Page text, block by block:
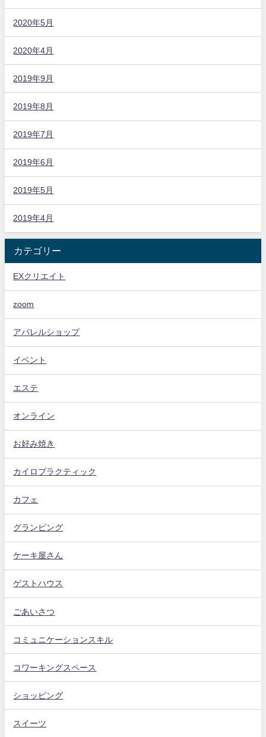
2020年5月
2020年4月
2019年9月
2019年8月
2019年7月
2019年6月
2019年5月
2019年4月
カテゴリー
EXクリエイト
zoom
アパレルショップ
イベント
エステ
オンライン
お好み焼き
カイロプラクティック
カフェ
グランピング
ケーキ屋さん
ゲストハウス
ごあいさつ
コミュニケーションスキル
コワーキングスペース
ショッピング
スイーツ